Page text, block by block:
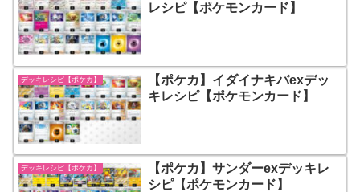
レシピ【ポケモンカード】
デッキレシピ【ポケカ】
【ポケカ】イダイナキバexデッ
キレシピ【ポケモンカード】
デッキレシピ【ポケカ】
【ポケカ】サンダーexデッキレ
シピ【ポケモンカード】